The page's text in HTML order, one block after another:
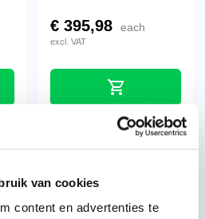
van cookies
content en advertenties te
€ 395,98 each
excl. VAT